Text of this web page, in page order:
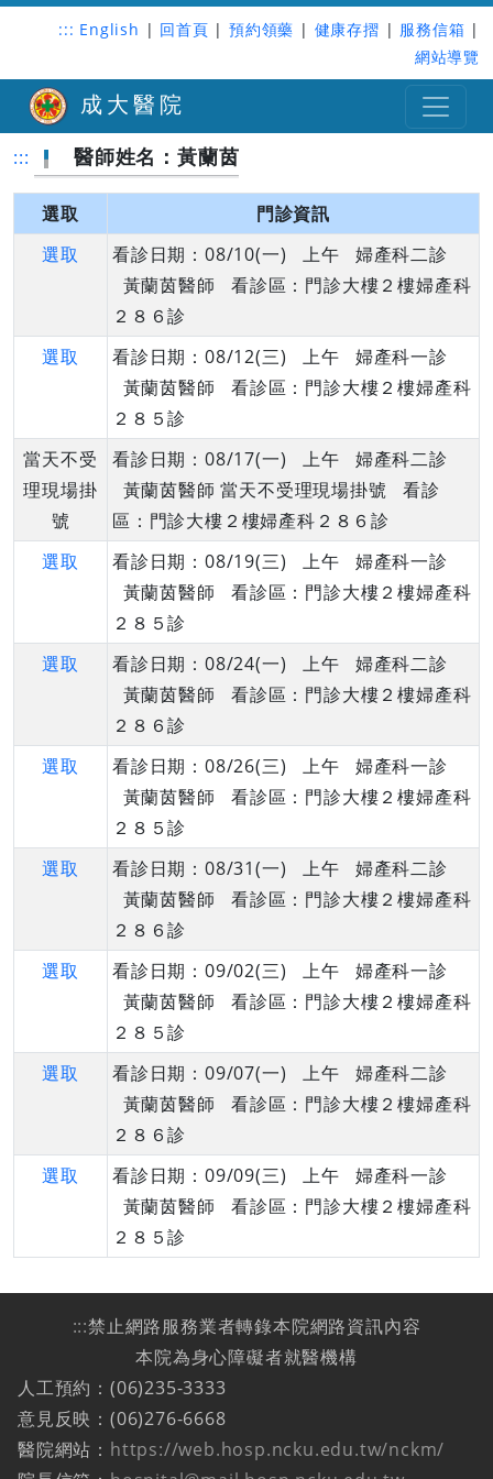
::: English | 回首頁 | 預約領藥 | 健康存摺 | 服務信箱 |
網站導覽
成大醫院
::: 醫師姓名：黃蘭茵
選取
門診資訊
選取
看診日期：08/10(一) 上午 婦產科二診
黃蘭茵醫師 看診區：門診大樓２樓婦產科
２８６診
選取
看診日期：08/12(三) 上午 婦產科一診
黃蘭茵醫師 看診區：門診大樓２樓婦產科
２８５診
當天不受
理現場掛
號
看診日期：08/17(一) 上午 婦產科二診
黃蘭茵醫師 當天不受理現場掛號 看診
區：門診大樓２樓婦產科２８６診
選取
看診日期：08/19(三) 上午 婦產科一診
黃蘭茵醫師 看診區：門診大樓２樓婦產科
２８５診
選取
看診日期：08/24(一) 上午 婦產科二診
黃蘭茵醫師 看診區：門診大樓２樓婦產科
２８６診
選取
看診日期：08/26(三) 上午 婦產科一診
黃蘭茵醫師 看診區：門診大樓２樓婦產科
２８５診
選取
看診日期：08/31(一) 上午 婦產科二診
黃蘭茵醫師 看診區：門診大樓２樓婦產科
２８６診
選取
看診日期：09/02(三) 上午 婦產科一診
黃蘭茵醫師 看診區：門診大樓２樓婦產科
２８５診
選取
看診日期：09/07(一) 上午 婦產科二診
黃蘭茵醫師 看診區：門診大樓２樓婦產科
２８６診
選取
看診日期：09/09(三) 上午 婦產科一診
黃蘭茵醫師 看診區：門診大樓２樓婦產科
２８５診
:::禁止網路服務業者轉錄本院網路資訊內容
本院為身心障礙者就醫機構
人工預約：(06)235-3333
意見反映：(06)276-6668
醫院網站： https://web.hosp.ncku.edu.tw/nckm/